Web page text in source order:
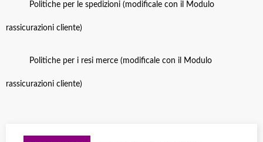
Politiche per le spedizioni (modificale con il Modulo
rassicurazioni cliente)
Politiche per i resi merce (modificale con il Modulo
rassicurazioni cliente)